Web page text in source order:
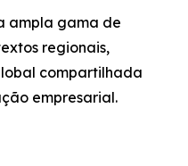
ampla gama de
regionais,
compartilhada
empresarial.